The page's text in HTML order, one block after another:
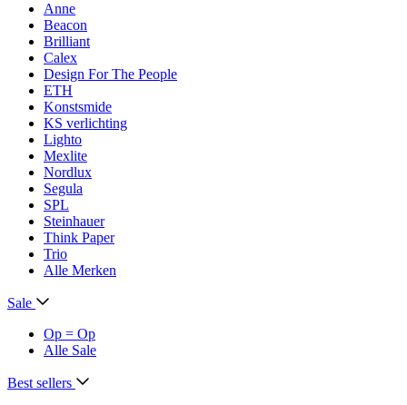
Anne
Beacon
Brilliant
Calex
Design For The People
ETH
Konstsmide
KS verlichting
Lighto
Mexlite
Nordlux
Segula
SPL
Steinhauer
Think Paper
Trio
Alle Merken
Sale
Op = Op
Alle Sale
Best sellers